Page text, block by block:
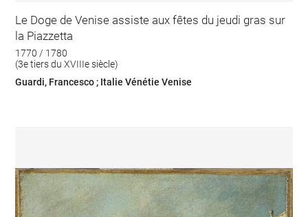
Le Doge de Venise assiste aux fêtes du jeudi gras sur
la Piazzetta
1770 / 1780
(3e tiers du XVIIIe siècle)
Guardi, Francesco ; Italie Vénétie Venise